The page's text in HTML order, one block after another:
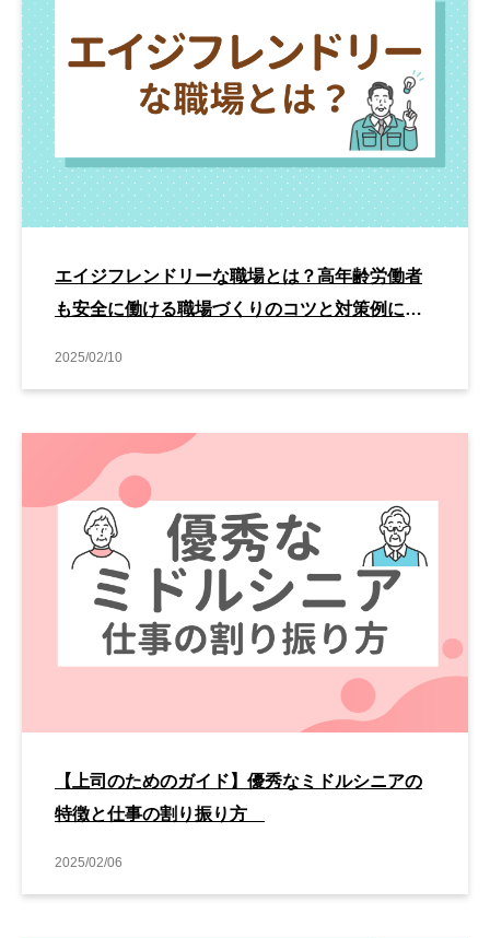
エイジフレンドリーな職場とは？高年齢労働者
も安全に働ける職場づくりのコツと対策例につ
2025/02/10
【上司のためのガイド】優秀なミドルシニアの
特徴と仕事の割り振り方
2025/02/06